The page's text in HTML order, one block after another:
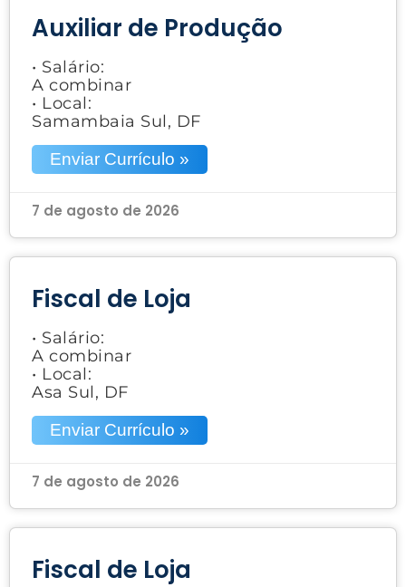
Auxiliar de Produção
• Salário:
A combinar
• Local:
Samambaia Sul, DF
Enviar Currículo »
7 de agosto de 2026
Fiscal de Loja
• Salário:
A combinar
• Local:
Asa Sul, DF
Enviar Currículo »
7 de agosto de 2026
Fiscal de Loja